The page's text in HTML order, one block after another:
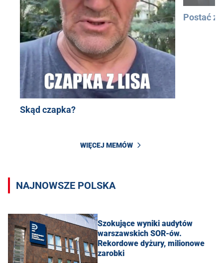
Skąd czapka?
Postać
WIĘCEJ MEMÓW
NAJNOWSZE POLSKA
Szokujące wyniki audytów
warszawskich SOR-ów.
Rekordowe dyżury, milionowe
zarobki